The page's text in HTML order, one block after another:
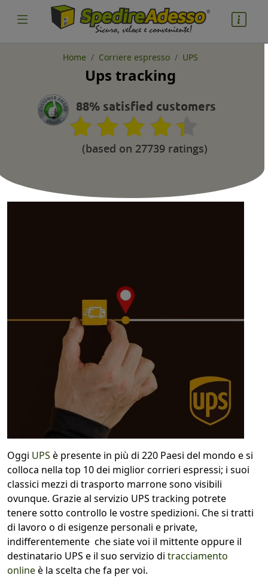
Pacco
Nazione partenza
Nazione arrivo
kg
calcola
Home Corriere espresso UPS
Ups tracking
88% satisfied customers
(based on 27739 ratings)
Oggi UPS è presente in più di 220 Paesi del mondo e si
colloca nella top 10 dei miglior corrieri espressi; i suoi
classici mezzi di trasporto marrone sono visibili
ovunque. Grazie al servizio UPS tracking potrete
tenere sotto controllo le vostre spedizioni. Che si tratti
di lavoro o di esigenze personali e private,
indifferentemente che siate voi il mittente oppure il
destinatario UPS e il suo servizio di tracciamento
onlineè la scelta che fa per voi.